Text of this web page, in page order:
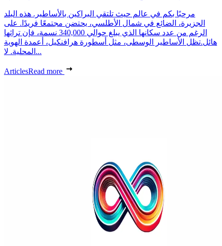
مرحبًا بكم في عالم حيث تلتقي البراكين بالأساطير. هذه البلد
الجزيرة، الضائع في شمال الأطلسي، يحتضن مجتمعًا فريدًا. على
الرغم من عدد سكانها الذي يبلغ حوالي 340,000 نسمة، فإن تراثها
هائل.تظل الأساطير الوسطى، مثل أسطورة هرافنكيل، أعمدة الهوية
المحلية. لا...
ArticlesRead more